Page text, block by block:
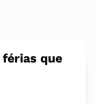
férias que